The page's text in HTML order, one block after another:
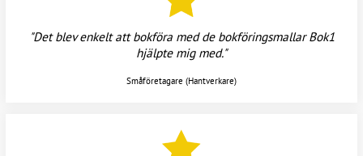
"Det blev enkelt att bokföra med de bokföringsmallar Bok1
hjälpte mig med."
Småföretagare (Hantverkare)